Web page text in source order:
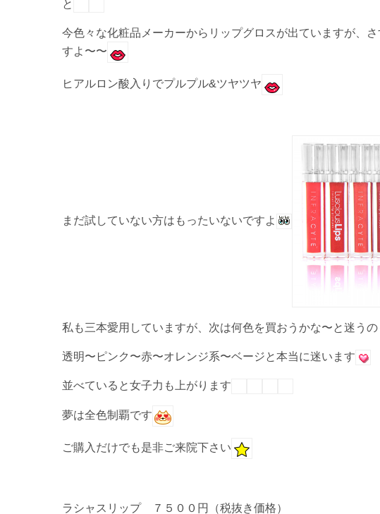
と
今色々な化粧品メーカーからリップグロスが出ていますが、
すよ〜〜
ヒアルロン酸入りでプルプル&ツヤツヤ
まだ試していない方はもったいないですよ
私も三本愛用していますが、次は何色を買おうかな〜と迷う
透明〜ピンク〜赤〜オレンジ系〜ベージと本当に迷います
並べていると女子力も上がります
夢は全色制覇です
ご購入だけでも是非ご来院下さい
ラシャスリップ ７５００円（税抜き価格）